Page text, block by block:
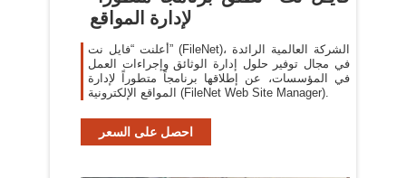
لإدارة المواقع
أعلنت “فايل نت” (FileNet)، الشركة العالمية الرائدة
في مجال توفير حلول إدارة الوثائق وإجراءات العمل
في المؤسسات، عن إطلاقها برنامجاً متطوراً لإدارة
المواقع الإلكترونية (FileNet Web Site Manager).
احصل على السعر